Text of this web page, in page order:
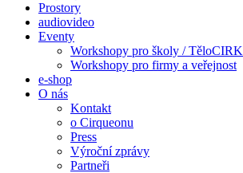
Prostory
audiovideo
Eventy
Workshopy pro školy / TěloCIRK
Workshopy pro firmy a veřejnost
e-shop
O nás
Kontakt
o Cirqueonu
Press
Výroční zprávy
Partneři